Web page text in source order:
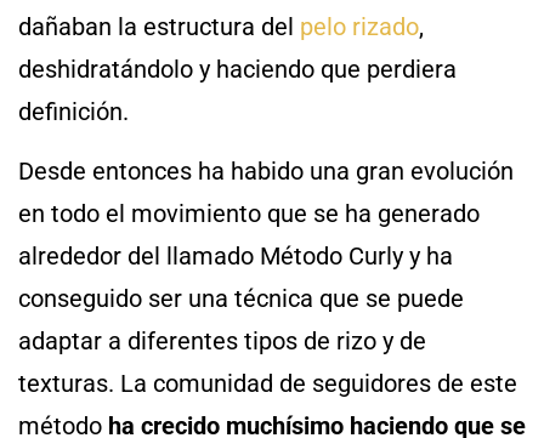
dañaban la estructura del pelo rizado,
deshidratándolo y haciendo que perdiera
definición.
Desde entonces ha habido una gran evolución
en todo el movimiento que se ha generado
alrededor del llamado Método Curly y ha
conseguido ser una técnica que se puede
adaptar a diferentes tipos de rizo y de
texturas. La comunidad de seguidores de este
método ha crecido muchísimo haciendo que se